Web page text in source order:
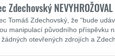
Zdechovský
Tomáš Zdechovský, že "bude
manipulací původního příspěvku
otevřených zdrojích a